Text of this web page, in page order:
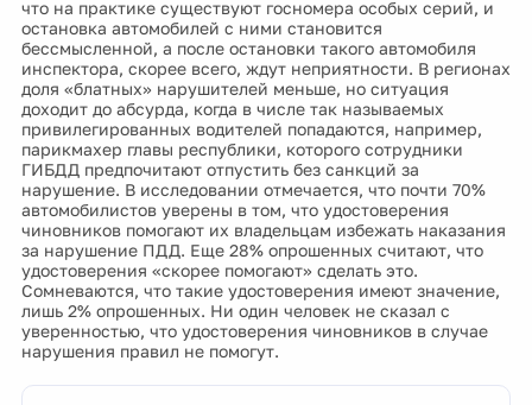
что на практике существуют госномера особых серий, и
остановка автомобилей с ними становится
бессмысленной, а после остановки такого автомобиля
инспектора, скорее всего, ждут неприятности. В регионах
доля «блатных» нарушителей меньше, но ситуация
доходит до абсурда, когда в числе так называемых
привилегированных водителей попадаются, например,
парикмахер главы республики, которого сотрудники
ГИБДД предпочитают отпустить без санкций за
нарушение. В исследовании отмечается, что почти 70%
автомобилистов уверены в том, что удостоверения
чиновников помогают их владельцам избежать наказания
за нарушение ПДД. Еще 28% опрошенных считают, что
удостоверения «скорее помогают» сделать это.
Сомневаются, что такие удостоверения имеют значение,
лишь 2% опрошенных. Ни один человек не сказал с
уверенностью, что удостоверения чиновников в случае
нарушения правил не помогут.